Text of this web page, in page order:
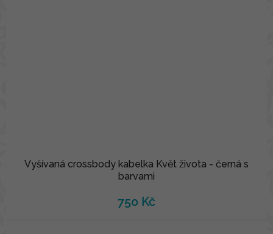
Vyšívaná crossbody kabelka Květ života - černá s
barvami
750 Kč